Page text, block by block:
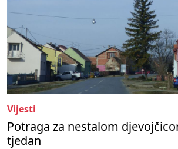
Vijesti
Potraga za nestalom
tjedan